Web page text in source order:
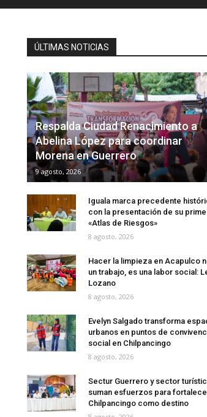
ÚLTIMAS NOTICIAS
Respalda Ciudad Renacimiento a
Abelina López para coordinar
Morena en Guerrero
9 agosto, 2026
Iguala marca precedente
con la presentación de su
«Atlas de Riesgos»
8 agosto, 2026
Hacer la limpieza en Acapulco
un trabajo, es una labor social:
Lozano
8 agosto, 2026
Evelyn Salgado transforma
urbanos en puntos de
social en Chilpancingo
8 agosto, 2026
Sectur Guerrero y sector
suman esfuerzos para
Chilpancingo como destino